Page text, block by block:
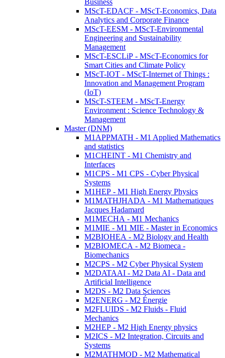
Business
MScT-EDACF - MScT-Economics, Data
Analytics and Corporate Finance
MScT-EESM - MScT-Environmental
Engineering and Sustainability
Management
MScT-ESCLiP - MScT-Economics for
Smart Cities and Climate Policy
MScT-IOT - MScT-Internet of Things :
Innovation and Management Program
(IoT)
MScT-STEEM - MScT-Energy
Environment : Science Technology &
Management
Master (DNM)
M1APPMATH - M1 Applied Mathematics
and statistics
M1CHEINT - M1 Chemistry and
Interfaces
M1CPS - M1 CPS - Cyber Physical
Systems
M1HEP - M1 High Energy Physics
M1MATHJHADA - M1 Mathematiques
Jacques Hadamard
M1MECHA - M1 Mechanics
M1MIE - M1 MIE - Master in Economics
M2BIOHEA - M2 Biology and Health
M2BIOMECA - M2 Biomeca -
Biomechanics
M2CPS - M2 Cyber Physical System
M2DATAAI - M2 Data AI - Data and
Artificial Intelligence
M2DS - M2 Data Sciences
M2ENERG - M2 Énergie
M2FLUIDS - M2 Fluids - Fluid
Mechanics
M2HEP - M2 High Energy physics
M2ICS - M2 Integration, Circuits and
Systems
M2MATHMOD - M2 Mathematical